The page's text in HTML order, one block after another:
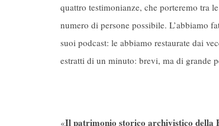
quattro testimonianze, che porteremo tra
numero di persone possibile. L’abbiamo
suoi podcast: le abbiamo restaurate dai
estratti di un minuto: brevi, ma di grande
«Il patrimonio storico archivistico della